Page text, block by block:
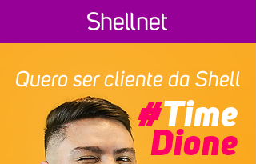
Quero ser cliente da Shell
#Time
Dione